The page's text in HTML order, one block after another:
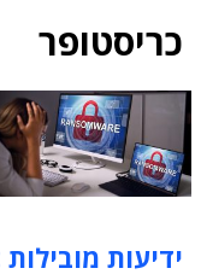
כריסטופר
תוכן פרסומי
ידיעות מובילות